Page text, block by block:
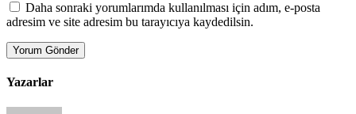
Daha sonraki yorumlarımda kullanılması için adım, e-posta
adresim ve site adresim bu tarayıcıya kaydedilsin.
Yazarlar